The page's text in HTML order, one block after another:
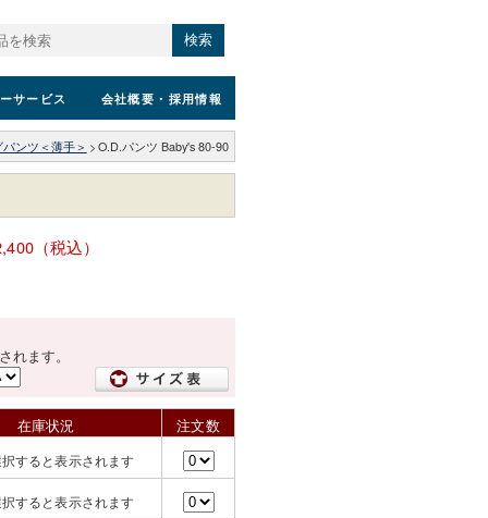
検索
サービス 会社概要 ・採用情報
パンツ＜薄手＞ > O.D.パンツ Baby's 80-90
（税込）
れます。
在庫状況
注文数
すると表示されます
すると表示されます